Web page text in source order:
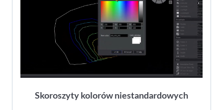
Skoroszyty kolorów niestandardowych